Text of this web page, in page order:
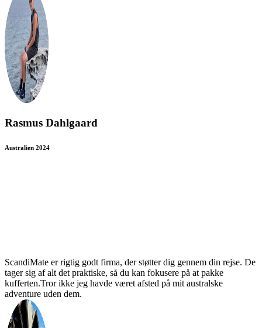
Rasmus Dahlgaard
Australien 2024
ScandiMate er rigtig godt firma, der støtter dig gennem din rejse. De
tager sig af alt det praktiske, så du kan fokusere på at pakke
kufferten.Tror ikke jeg havde været afsted på mit australske
adventure uden dem.